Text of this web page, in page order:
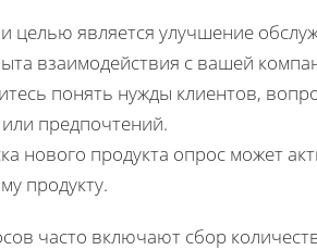
целью является улучшение
взаимодействия с вашей
понять нужды клиентов,
предпочтений.
нового продукта опрос может
продукту.
часто включают сбор